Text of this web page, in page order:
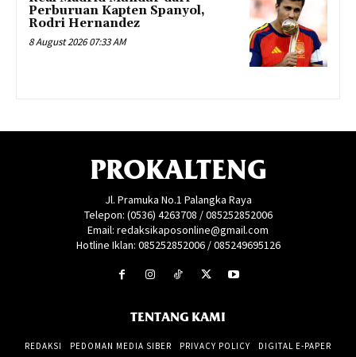
Perburuan Kapten Spanyol,
Rodri Hernandez
8 August 2026 07:33 AM
PROKALTENG
Jl. Pramuka No.1 Palangka Raya
Telepon: (0536) 4263708 / 085252852006
Email: redaksikaposonline@gmail.com
Hotline Iklan: 085252852006 / 085249695126
TENTANG KAMI
REDAKSI PEDOMAN MEDIA SIBER PRIVACY POLICY DIGITAL E-PAPER